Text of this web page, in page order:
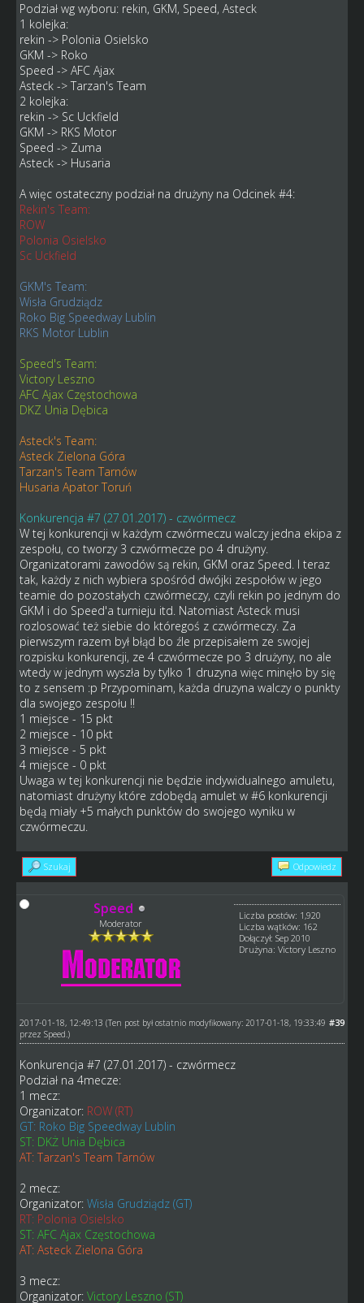
Podział wg wyboru: rekin, GKM, Speed, Asteck
1 kolejka:
rekin -> Polonia Osielsko
GKM -> Roko
Speed -> AFC Ajax
Asteck -> Tarzan's Team
2 kolejka:
rekin -> Sc Uckfield
GKM -> RKS Motor
Speed -> Zuma
Asteck -> Husaria
A więc ostateczny podział na drużyny na Odcinek #4:
Rekin's Team:
ROW
Polonia Osielsko
Sc Uckfield
GKM's Team:
Wisła Grudziądz
Roko Big Speedway Lublin
RKS Motor Lublin
Speed's Team:
Victory Leszno
AFC Ajax Częstochowa
DKZ Unia Dębica
Asteck's Team:
Asteck Zielona Góra
Tarzan's Team Tarnów
Husaria Apator Toruń
Konkurencja #7 (27.01.2017) - czwórmecz
W tej konkurencji w każdym czwórmeczu walczy jedna ekipa z
zespołu, co tworzy 3 czwórmecze po 4 drużyny.
Organizatorami zawodów są rekin, GKM oraz Speed. I teraz
tak, każdy z nich wybiera spośród dwójki zespołów w jego
teamie do pozostałych czwórmeczy, czyli rekin po jednym do
GKM i do Speed'a turnieju itd. Natomiast Asteck musi
rozlosować też siebie do któregoś z czwórmeczy. Za
pierwszym razem był błąd bo źle przepisałem ze swojej
rozpisku konkurencji, ze 4 czwórmecze po 3 drużyny, no ale
wtedy w jednym wyszła by tylko 1 druzyna więc minęło by się
to z sensem :p Przypominam, każda druzyna walczy o punkty
dla swojego zespołu !!
1 miejsce - 15 pkt
2 miejsce - 10 pkt
3 miejsce - 5 pkt
4 miejsce - 0 pkt
Uwaga w tej konkurencji nie będzie indywidualnego amuletu,
natomiast drużyny które zdobędą amulet w #6 konkurencji
będą miały +5 małych punktów do swojego wyniku w
czwórmeczu.
Szukaj Odpowiedz
Speed
Moderator
Liczba postów: 1,920
Liczba wątków: 162
Dołączył: Sep 2010
Drużyna: Victory Leszno
#39
2017-01-18, 12:49:13 (Ten post był ostatnio modyfikowany: 2017-01-18, 19:33:49
przez Speed.)
Konkurencja #7 (27.01.2017) - czwórmecz
Podział na 4mecze:
1 mecz:
Organizator: ROW (RT)
GT: Roko Big Speedway Lublin
ST: DKŻ Unia Dębica
AT: Tarzan's Team Tarnów
2 mecz:
Organizator: Wisła Grudziądz (GT)
RT: Polonia Osielsko
ST: AFC Ajax Częstochowa
AT: Asteck Zielona Góra
3 mecz:
Organizator:Victory Leszno (ST)